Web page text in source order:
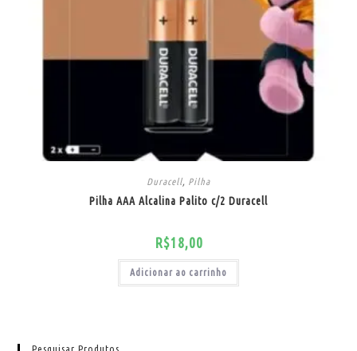
Duracell, Pilha
Pilha AAA Alcalina Palito c/2 Duracell
R$18,00
Adicionar ao carrinho
Pesquisar Produtos